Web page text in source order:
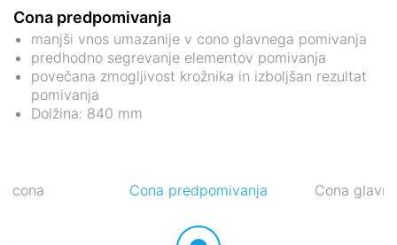
Cona predpomivanja
manjši vnos umazanije v cono glavnega pomivanja
predhodno segrevanje elementov pomivanja
povečana zmogljivost krožnika in izboljšan rezultat
pomivanja
Dolžina: 840 mm
cona Cona predpomivanja Cona